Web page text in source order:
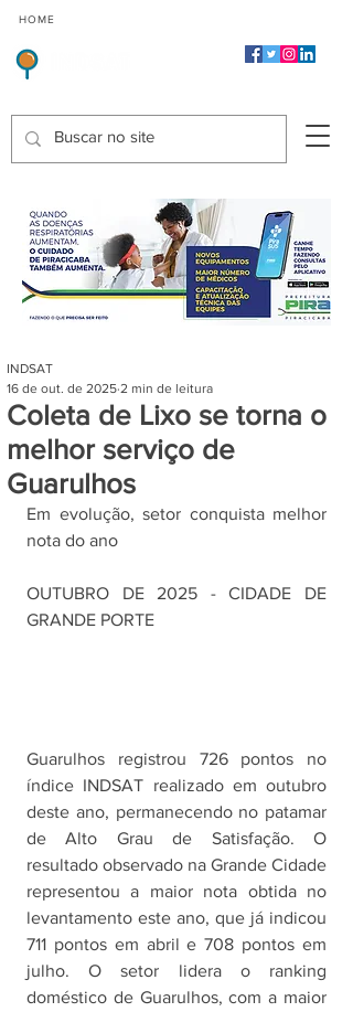
HOME
Coleta de Lixo se torna o
melhor serviço de
Guarulhos
INDSAT
16 de out. de 2025 2 min de leitura
Em evolução, setor conquista melhor
nota do ano
OUTUBRO DE 2025 - CIDADE DE
GRANDE PORTE
Guarulhos registrou 726 pontos no
índice INDSAT realizado em outubro
deste ano, permanecendo no patamar
de Alto Grau de Satisfação. O
resultado observado na Grande Cidade
representou a maior nota obtida no
levantamento este ano, que já indicou
711 pontos em abril e 708 pontos em
julho. O setor lidera o ranking
doméstico de Guarulhos, com a maior